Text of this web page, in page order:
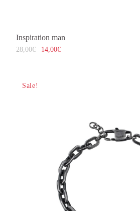
Inspiration man
28,00€ 14,00€
Sale!